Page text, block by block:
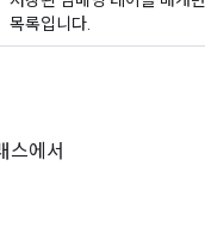
목록입니다.
스에서